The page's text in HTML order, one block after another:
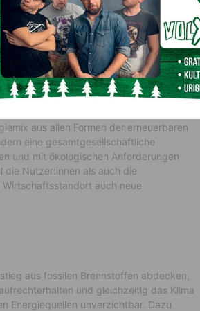
– einen Infrastrukturfonds mit
gestalten
in der Klimapolitik für ein sauberes und
muss die Energiebereitstellung
aus allen Formen der erneuerbaren
eine gesamtgesellschaftliche
und mit ökologischen Anforderungen
Nutzer:innen als auch die
auch neue
aus fossilen Brennstoffen abdecken,
und gleichzeitig das Klima
Energiequellen unverzichtbar. Dazu